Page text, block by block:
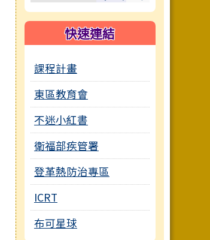
快速連結
課程計畫
東區教育會
不迷小紅書
衛福部疾管署
登革熱防治專區
ICRT
布可星球